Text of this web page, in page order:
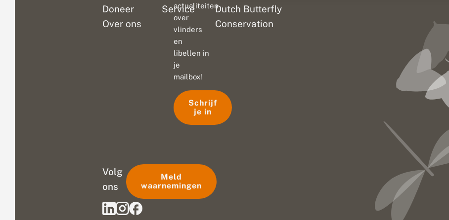
Doneer
Over ons
Service
Dutch Butterfly
Conservation
actualiteiten
over
vlinders
en
libellen in
je
mailbox!
Schrijf
je in
Volg
ons
Meld
waarnemingen